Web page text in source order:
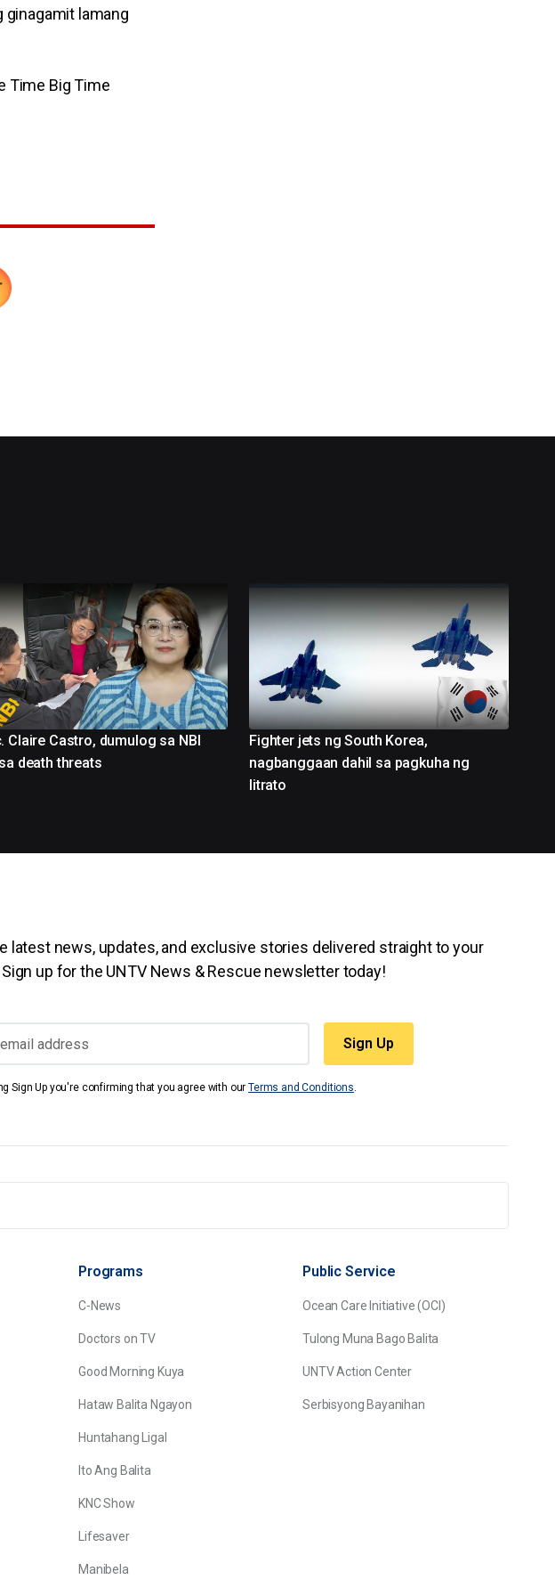
ginagamit lamang
Time Big Time
Claire Castro, dumulog sa NBI
death threats
Fighter jets ng South Korea,
nagbanggaan dahil sa pagkuha ng
litrato
latest news, updates, and exclusive stories delivered straight to your
up for the UNTV News & Rescue newsletter today!
Sign Up you're confirming that you agree with ourTerms and Conditions.
Programs
C-News
Doctors on TV
Good Morning Kuya
Hataw Balita Ngayon
Huntahang Ligal
Ito Ang Balita
KNC Show
Lifesaver
Manibela
Public Service
Ocean Care Initiative (OCI)
Tulong Muna Bago Balita
UNTV Action Center
Serbisyong Bayanihan